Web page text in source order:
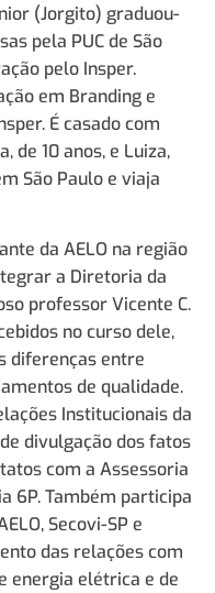
(Jorgito) graduou-
pela PUC de São
pelo Insper.
em Branding e
É casado com
de 10 anos, e Luiza,
São Paulo e viaja
da AELO na região
a Diretoria da
professor Vicente C.
no curso dele,
diferenças entre
de qualidade.
Institucionais da
divulgação dos fatos
com a Assessoria
6P. Também participa
Secovi-SP e
das relações com
energia elétrica e de